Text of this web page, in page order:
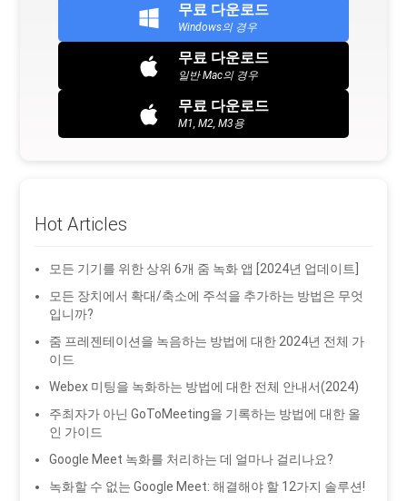
무료 다운로드
Windows의 경우
무료 다운로드
일반 Mac의 경우
무료 다운로드
M1, M2, M3용
Hot Articles
모든 기기를 위한 상위 6개 줌 녹화 앱 [2024년 업데이트]
모든 장치에서 확대/축소에 주석을 추가하는 방법은 무엇
입니까?
줌 프레젠테이션을 녹음하는 방법에 대한 2024년 전체 가
이드
Webex 미팅을 녹화하는 방법에 대한 전체 안내서(2024)
주최자가 아닌 GoToMeeting을 기록하는 방법에 대한 올
인 가이드
Google Meet 녹화를 처리하는 데 얼마나 걸리나요?
녹화할 수 없는 Google Meet: 해결해야 할 12가지 솔루션!